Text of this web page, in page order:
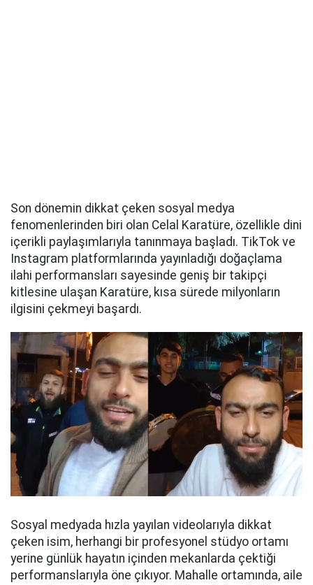
Son dönemin dikkat çeken sosyal medya
fenomenlerinden biri olan Celal Karatüre, özellikle dini
içerikli paylaşımlarıyla tanınmaya başladı. TikTok ve
Instagram platformlarında yayınladığı doğaçlama
ilahi performansları sayesinde geniş bir takipçi
kitlesine ulaşan Karatüre, kısa sürede milyonların
ilgisini çekmeyi başardı.
Sosyal medyada hızla yayılan videolarıyla dikkat
çeken isim, herhangi bir profesyonel stüdyo ortamı
yerine günlük hayatın içinden mekanlarda çektiği
performanslarıyla öne çıkıyor. Mahalle ortamında, aile